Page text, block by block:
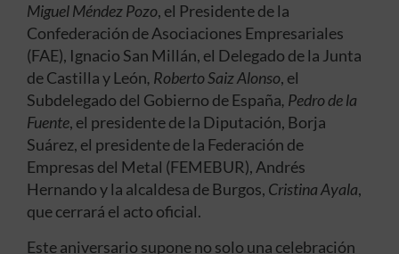
Miguel Méndez Pozo, el Presidente de la
Confederación de Asociaciones Empresariales
(FAE), Ignacio San Millán, el Delegado de la Junta
de Castilla y León, Roberto Saiz Alonso, el
Subdelegado del Gobierno de España, Pedro de la
Fuente, el presidente de la Diputación, Borja
Suárez, el presidente de la Federación de
Empresas del Metal (FEMEBUR), Andrés
Hernando y la alcaldesa de Burgos, Cristina Ayala,
que cerrará el acto oficial.
Este aniversario supone no solo una celebración